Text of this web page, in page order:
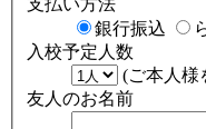
支払い方法
銀行振込
入校予定人数
(ご本人様
友人のお名前